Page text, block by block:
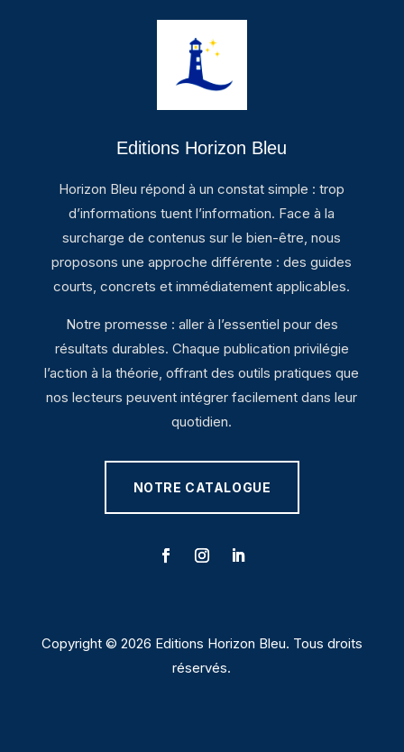
Editions Horizon Bleu
Horizon Bleu répond à un constat simple : trop
d’informations tuent l’information. Face à la
surcharge de contenus sur le bien-être, nous
proposons une approche différente : des guides
courts, concrets et immédiatement applicables.
Notre promesse : aller à l’essentiel pour des
résultats durables. Chaque publication privilégie
l’action à la théorie, offrant des outils pratiques que
nos lecteurs peuvent intégrer facilement dans leur
quotidien.
NOTRE CATALOGUE
Copyright © 2026 Editions Horizon Bleu. Tous droits
réservés.